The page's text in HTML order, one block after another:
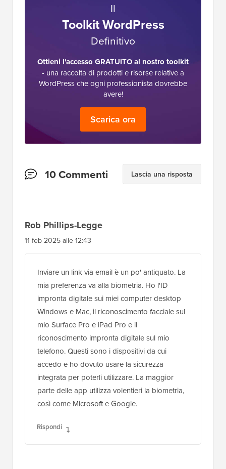
Il
Toolkit WordPress
Definitivo
Ottieni l'accesso GRATUITO al nostro toolkit
- una raccolta di prodotti e risorse relative a
WordPress che ogni professionista dovrebbe
avere!
Scarica ora
Interazioni
10 Commenti Lascia una risposta
Rob Phillips-Legge
11 feb 2025 alle 12:43
Inviare un link via email è un po' antiquato. La
mia preferenza va alla biometria. Ho l'ID
impronta digitale sui miei computer desktop
Windows e Mac, il riconoscimento facciale sul
mio Surface Pro e iPad Pro e il
riconoscimento impronta digitale sul mio
telefono. Questi sono i dispositivi da cui
accedo e ho dovuto usare la sicurezza
integrata per poterli utilizzare. La maggior
parte delle app utilizza volentieri la biometria,
così come Microsoft e Google.
Rispondi